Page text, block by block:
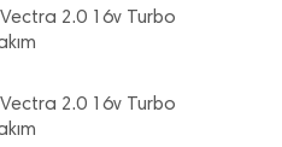
2.0 16v Turbo
2.0 16v Turbo